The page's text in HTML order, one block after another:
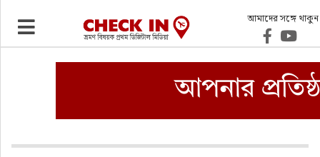
আমাদের সঙ্গে থাকুন
ভ্রমণ